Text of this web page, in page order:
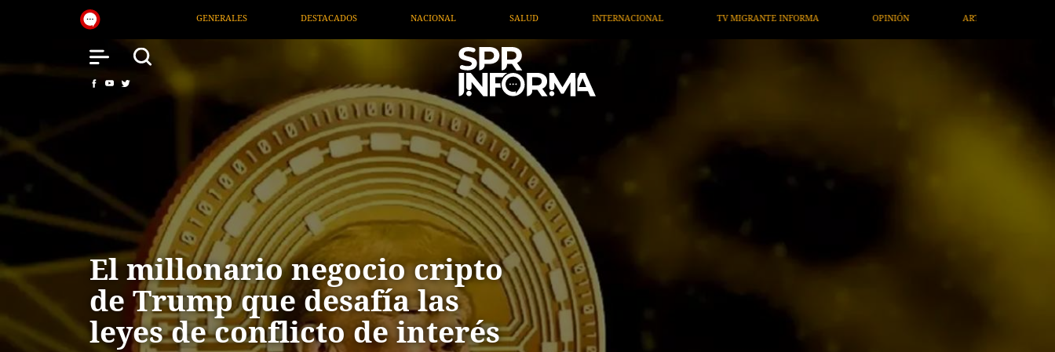
NACIONAL SALUD INTERNACIONAL TV MIGRANTE INFORMA OPINIÓN ARTÍCULOS ARTE / ENTRETENIMIENTO
El millonario negocio cripto
de Trump que desafía las
leyes de conflicto de interés